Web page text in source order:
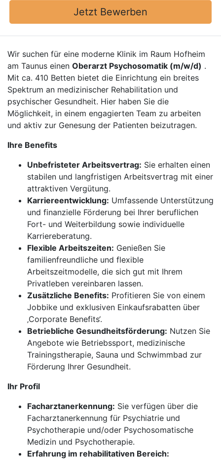
Jetzt Bewerben
Wir suchen für eine moderne Klinik im Raum Hofheim
am Taunus einen Oberarzt Psychosomatik (m/w/d) .
Mit ca. 410 Betten bietet die Einrichtung ein breites
Spektrum an medizinischer Rehabilitation und
psychischer Gesundheit. Hier haben Sie die
Möglichkeit, in einem engagierten Team zu arbeiten
und aktiv zur Genesung der Patienten beizutragen.
Ihre Benefits
Unbefristeter Arbeitsvertrag: Sie erhalten einen
stabilen und langfristigen Arbeitsvertrag mit einer
attraktiven Vergütung.
Karriereentwicklung: Umfassende Unterstützung
und finanzielle Förderung bei Ihrer beruflichen
Fort- und Weiterbildung sowie individuelle
Karriereberatung.
Flexible Arbeitszeiten: Genießen Sie
familienfreundliche und flexible
Arbeitszeitmodelle, die sich gut mit Ihrem
Privatleben vereinbaren lassen.
Zusätzliche Benefits: Profitieren Sie von einem
Jobbike und exklusiven Einkaufsrabatten über
‚Corporate Benefits‘.
Betriebliche Gesundheitsförderung: Nutzen Sie
Angebote wie Betriebssport, medizinische
Trainingstherapie, Sauna und Schwimmbad zur
Förderung Ihrer Gesundheit.
Ihr Profil
Facharztanerkennung: Sie verfügen über die
Facharztanerkennung für Psychiatrie und
Psychotherapie und/oder Psychosomatische
Medizin und Psychotherapie.
Erfahrung im rehabilitativen Bereich: